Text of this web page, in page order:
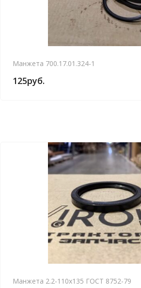
Манжета 700.17.01.324-1
125руб.
Манжета 2.2-110х135 ГОСТ 8752-79